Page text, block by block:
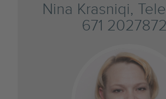
Nina Krasniqi,
671